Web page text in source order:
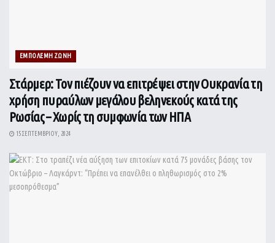
ΕΜΠΟΛΕΜΗ ΖΩΝΗ
Στάρμερ: Τον πιέζουν να επιτρέψει στην Ουκρανία τη
χρήση πυραύλων μεγάλου βεληνεκούς κατά της
Ρωσίας – Χωρίς τη συμφωνία των ΗΠΑ
15 ΣΕΠΤΕΜΒΡΊΟΥ, 2024